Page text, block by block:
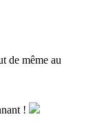
de même au
!